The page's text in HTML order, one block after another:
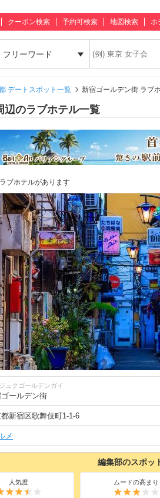
クーポン検索 予約可検索 地図検索 ホ
フリーワード
デートスポット一覧 新宿ゴールデン街 ラブ
辺のラブホテル一覧
ブホテルがあります
ュクゴールデンガイ
ゴールデン街
新宿区歌舞伎町1-1-6
メ
編集部のスポッ
人気度 ムードの高まり